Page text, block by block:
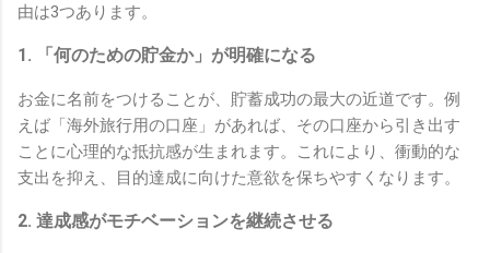
由は3つあります。
1. 「何のための貯金か」が明確になる
お金に名前をつけることが、貯蓄成功の最大の近道です。例
えば「海外旅行用の口座」があれば、その口座から引き出す
ことに心理的な抵抗感が生まれます。これにより、衝動的な
支出を抑え、目的達成に向けた意欲を保ちやすくなります。
2. 達成感がモチベーションを継続させる